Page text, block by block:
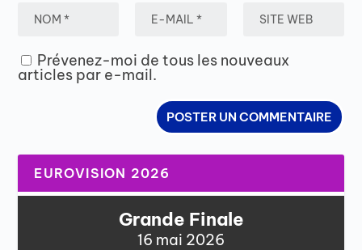
Prévenez-moi de tous les nouveaux
articles par e-mail.
EUROVISION 2026
Grande Finale
16 mai 2026